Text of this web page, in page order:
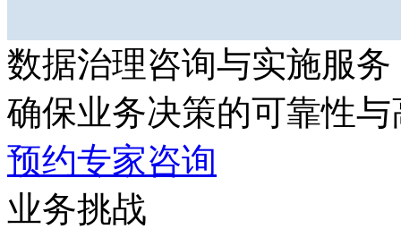
数据治理咨询与实施服务
确保业务决策的可靠性与
预约专家咨询
业务挑战